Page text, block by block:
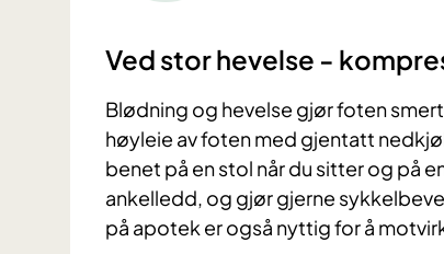
Ved stor hevelse -
Blødning og hevelse gjør foten
høyleie av foten med gjentatt
benet på en stol når du sitter og på
ankelledd, og gjør gjerne
på apotek er også nyttig for å